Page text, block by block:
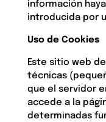
información
introducida por
Uso de Cookies
Este sitio web
técnicas
que el servidor
accede a la
determinadas